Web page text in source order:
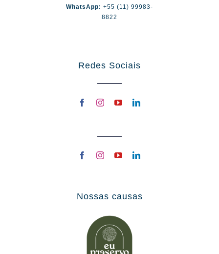
WhatsApp: +55 (11) 99983-
8822
Redes Sociais
Nossas causas